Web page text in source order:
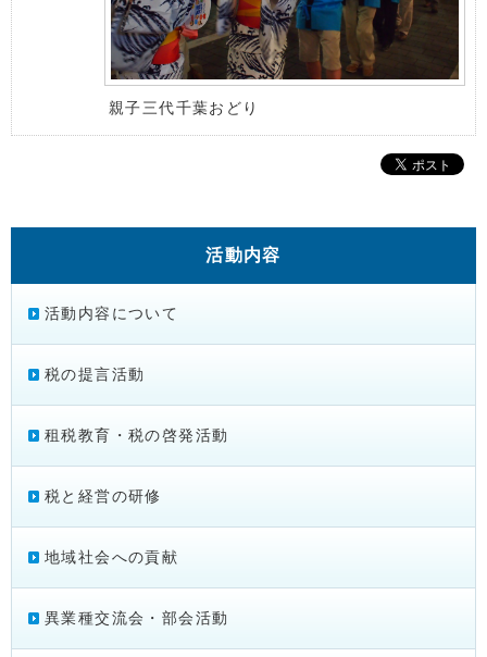
親子三代千葉おどり
活動内容
活動内容について
税の提言活動
租税教育・税の啓発活動
税と経営の研修
地域社会への貢献
異業種交流会・部会活動